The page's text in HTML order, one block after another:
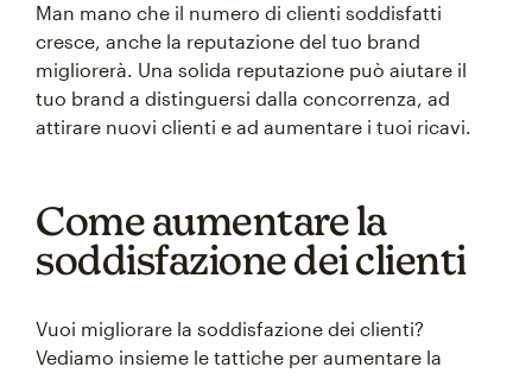
Man mano che il numero di clienti soddisfatti
cresce, anche la reputazione del tuo brand
migliorerà. Una solida reputazione può aiutare il
tuo brand a distinguersi dalla concorrenza, ad
attirare nuovi clienti e ad aumentare i tuoi ricavi.
Come aumentare la
soddisfazione dei clienti
Vuoi migliorare la soddisfazione dei clienti?
Vediamo insieme le tattiche per aumentare la